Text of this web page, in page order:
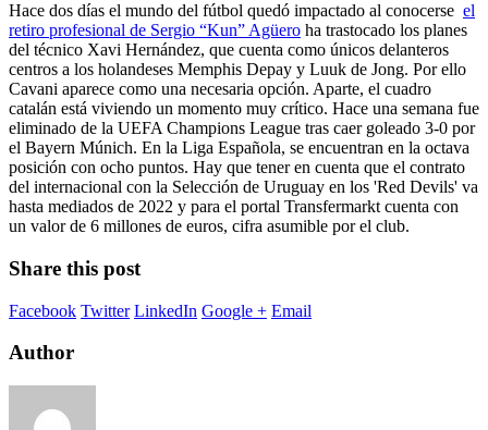
Hace dos días el mundo del fútbol quedó impactado al conocerse el
retiro profesional de Sergio “Kun” Agüero ha trastocado los planes
del técnico Xavi Hernández, que cuenta como únicos delanteros
centros a los holandeses Memphis Depay y Luuk de Jong. Por ello
Cavani aparece como una necesaria opción. Aparte, el cuadro
catalán está viviendo un momento muy crítico. Hace una semana fue
eliminado de la UEFA Champions League tras caer goleado 3-0 por
el Bayern Múnich. En la Liga Española, se encuentran en la octava
posición con ocho puntos. Hay que tener en cuenta que el contrato
del internacional con la Selección de Uruguay en los 'Red Devils' va
hasta mediados de 2022 y para el portal Transfermarkt cuenta con
un valor de 6 millones de euros, cifra asumible por el club.
Share this post
Facebook Twitter LinkedIn Google + Email
Author